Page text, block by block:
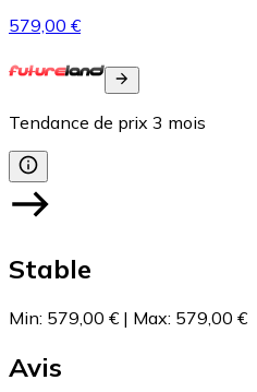
579,00 €
Tendance de prix 3 mois
Stable
Min: 579,00 € | Max: 579,00 €
Avis